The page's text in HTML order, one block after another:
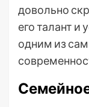
довольно
его талант и
одним из